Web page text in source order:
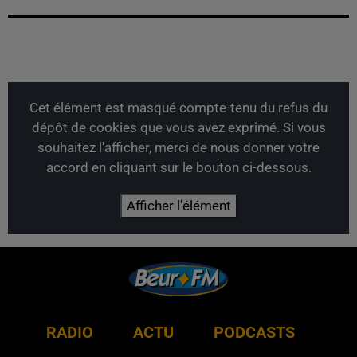
Cet élément est masqué compte-tenu du refus du
dépôt de cookies que vous avez exprimé. Si vous
souhaitez l'afficher, merci de nous donner votre
accord en cliquant sur le bouton ci-dessous.
Afficher l'élément
RADIO ACTU PODCASTS